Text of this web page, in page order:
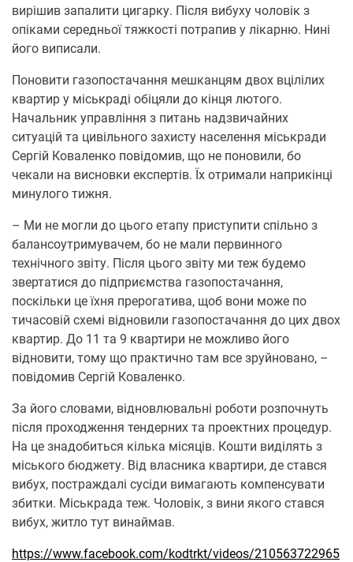
вирішив запалити цигарку. Після вибуху чоловік з
опіками середньої тяжкості потрапив у лікарню. Нині
його виписали.
Поновити газопостачання мешканцям двох вцілілих
квартир у міськраді обіцяли до кінця лютого.
Начальник управління з питань надзвичайних
ситуацій та цивільного захисту населення міськради
Сергій Коваленко повідомив, що не поновили, бо
чекали на висновки експертів. Їх отримали наприкінці
минулого тижня.
– Ми не могли до цього етапу приступити спільно з
балансоутримувачем, бо не мали первинного
технічного звіту. Після цього звіту ми теж будемо
звертатися до підприємства газопостачання,
поскільки це їхня прерогатива, щоб вони може по
тичасовій схемі відновили газопостачання до цих двох
квартир. До 11 та 9 квартири не можливо його
відновити, тому що практично там все зруйновано, –
повідомив Сергій Коваленко.
За його словами, відновлювальні роботи розпочнуть
після проходження тендерних та проектних процедур.
На це знадобиться кілька місяців. Кошти виділять з
міського бюджету. Від власника квартири, де стався
вибух, постраждалі сусіди вимагають компенсувати
збитки. Міськрада теж. Чоловік, з вини якого стався
вибух, житло тут винаймав.
https://www.facebook.com/kodtrkt/videos/210563722965